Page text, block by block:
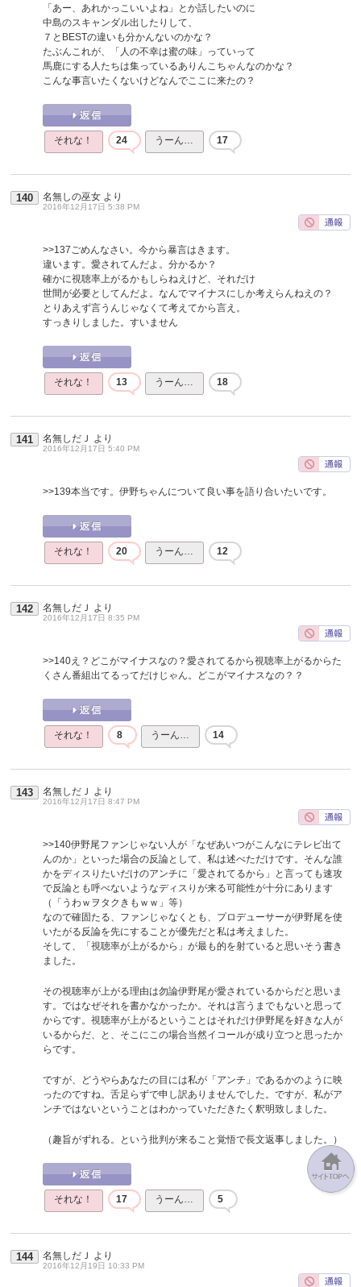
「あー、あれかっこいいよね」とか話したいのに
中島のスキャンダル出したりして、
７とBESTの違いも分かんないのかな？
たぶんこれが、「人の不幸は蜜の味」っていって
馬鹿にする人たちは集っているありんこちゃんなのかな？
こんな事言いたくないけどなんでここに来たの？
それな！ 24 うーん… 17
140 名無しの巫女 より
2016年12月17日 5:38 PM
>>137ごめんなさい。今から暴言はきます。
違います。愛されてんだよ。分かるか？
確かに視聴率上がるかもしらねえけど、それだけ
世間が必要としてんだよ。なんでマイナスにしか考えらんねえの？
とりあえず言うんじゃなくて考えてから言え。
すっきりしました。すいません
それな！ 13 うーん… 18
141 名無しだＪ より
2016年12月17日 5:40 PM
>>139本当です。伊野ちゃんについて良い事を語り合いたいです。
それな！ 20 うーん… 12
142 名無しだＪ より
2016年12月17日 8:35 PM
>>140え？どこがマイナスなの？愛されてるから視聴率上がるからた
くさん番組出てるってだけじゃん。どこがマイナスなの？？
それな！ 8 うーん… 14
143 名無しだＪ より
2016年12月17日 8:47 PM
>>140伊野尾ファンじゃない人が「なぜあいつがこんなにテレビ出て
んのか」といった場合の反論として、私は述べただけです。そんな誰
かをディスりたいだけのアンチに「愛されてるから」と言っても速攻
で反論とも呼べないようなディスりが来る可能性が十分にあります
（「うわｗヲタクきもｗｗ」等）
なので確固たる、ファンじゃなくとも、プロデューサーが伊野尾を使
いたがる反論を先にすることが優先だと私は考えました。
そして、「視聴率が上がるから」が最も的を射ていると思いそう書き
ました。
その視聴率が上がる理由は勿論伊野尾が愛されているからだと思いま
す。ではなぜそれを書かなかったか。それは言うまでもないと思って
からです。視聴率が上がるということはそれだけ伊野尾を好きな人が
いるからだ、と、そこにこの場合当然イコールが成り立つと思ったか
らです。
ですが、どうやらあなたの目には私が「アンチ」であるかのように映
ったのですね。舌足らずで申し訳ありませんでした。ですが、私がア
ンチではないということはわかっていただきたく釈明致しました。
（趣旨がずれる。という批判が来ること覚悟で長文返事しました。）
それな！ 17 うーん… 5
144 名無しだＪ より
2016年12月19日 10:33 PM